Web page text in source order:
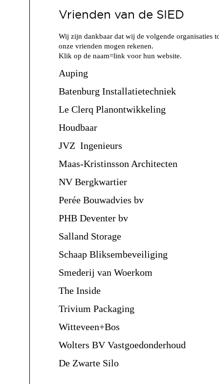
Vrienden van de SIED
Wij zijn dankbaar dat wij de volgende organisaties
onze vrienden mogen rekenen.
Klik op de naam=link voor hun website.
Auping
Batenburg Installatietechniek
Le Clerq Planontwikkeling
Houdbaar
JVZ Ingenieurs
Maas-Kristinsson Architecten
NV Bergkwartier
Perée Bouwadvies bv
PHB Deventer bv
Salland Storage
Schaap Bliksembeveiliging
Smederij van Woerkom
The Inside
Trivium Packaging
Witteveen+Bos
Wolters BV Vastgoedonderhoud
De Zwarte Silo